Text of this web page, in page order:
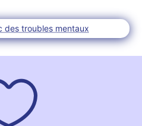
des troubles mentaux